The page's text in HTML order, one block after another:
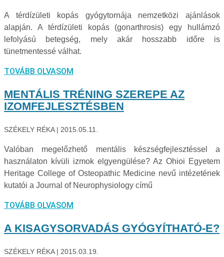
A térdízületi kopás gyógytornája nemzetközi ajánlások
alapján. A térdízületi kopás (gonarthrosis) egy hullámzó
lefolyású betegség, mely akár hosszabb időre is
tünetmentessé válhat.
TOVÁBB OLVASOM
MENTÁLIS TRÉNING SZEREPE AZ
IZOMFEJLESZTÉSBEN
SZÉKELY RÉKA 2015.05.11.
Valóban megelőzhető mentális készségfejlesztéssel a
használaton kívüli izmok elgyengülése? Az Ohioi Egyetem
Heritage College of Osteopathic Medicine nevű intézetének
kutatói a Journal of Neurophysiology című
TOVÁBB OLVASOM
A KISAGYSORVADÁS GYÓGYÍTHATÓ-E?
SZÉKELY RÉKA 2015.03.19.